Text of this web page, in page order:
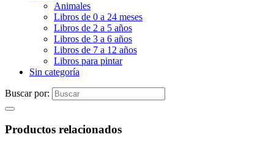
Animales
Libros de 0 a 24 meses
Libros de 2 a 5 años
Libros de 3 a 6 años
Libros de 7 a 12 años
Libros para pintar
Sin categoría
Buscar por:
Productos relacionados